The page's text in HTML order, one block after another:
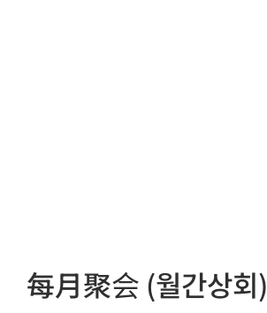
每月聚会 (월간상회)